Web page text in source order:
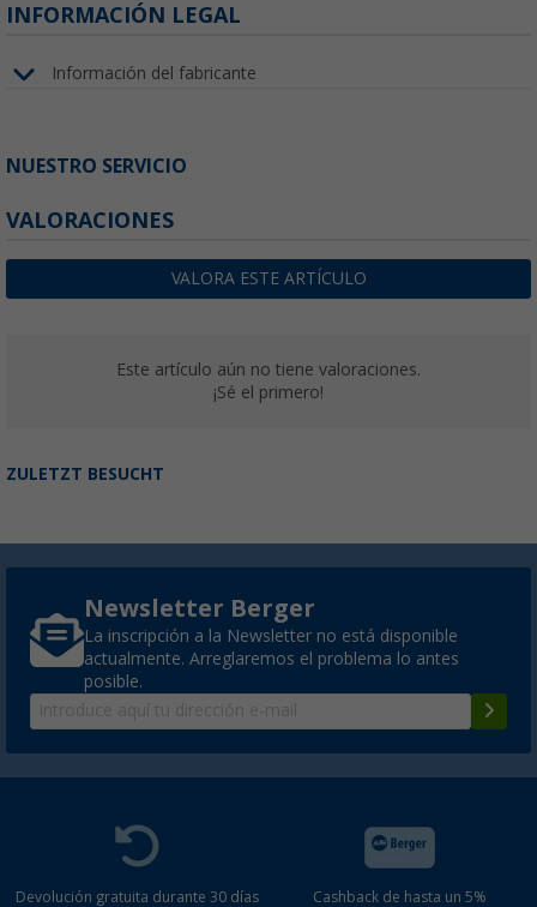
INFORMACIÓN LEGAL
Información del fabricante
NUESTRO SERVICIO
VALORACIONES
VALORA ESTE ARTÍCULO
Este artículo aún no tiene valoraciones.
¡Sé el primero!
ZULETZT BESUCHT
Newsletter Berger
La inscripción a la Newsletter no está disponible
actualmente. Arreglaremos el problema lo antes
posible.
Devolución gratuita durante 30 días
Cashback de hasta un 5%